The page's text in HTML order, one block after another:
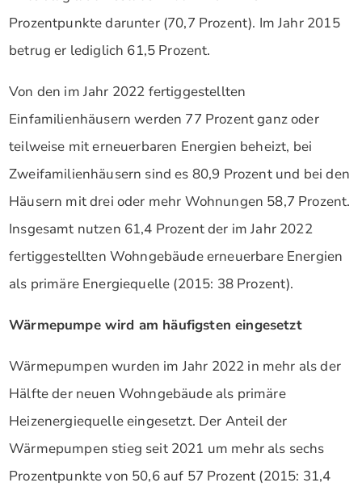
Prozentpunkte darunter (70,7 Prozent). Im Jahr 2015
betrug er lediglich 61,5 Prozent.
Von den im Jahr 2022 fertiggestellten
Einfamilienhäusern werden 77 Prozent ganz oder
teilweise mit erneuerbaren Energien beheizt, bei
Zweifamilienhäusern sind es 80,9 Prozent und bei den
Häusern mit drei oder mehr Wohnungen 58,7 Prozent.
Insgesamt nutzen 61,4 Prozent der im Jahr 2022
fertiggestellten Wohngebäude erneuerbare Energien
als primäre Energiequelle (2015: 38 Prozent).
Wärmepumpe wird am häufigsten eingesetzt
Wärmepumpen wurden im Jahr 2022 in mehr als der
Hälfte der neuen Wohngebäude als primäre
Heizenergiequelle eingesetzt. Der Anteil der
Wärmepumpen stieg seit 2021 um mehr als sechs
Prozentpunkte von 50,6 auf 57 Prozent (2015: 31,4